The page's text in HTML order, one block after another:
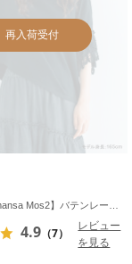
再入荷受付
4.9 （7）
レビュー
を見る